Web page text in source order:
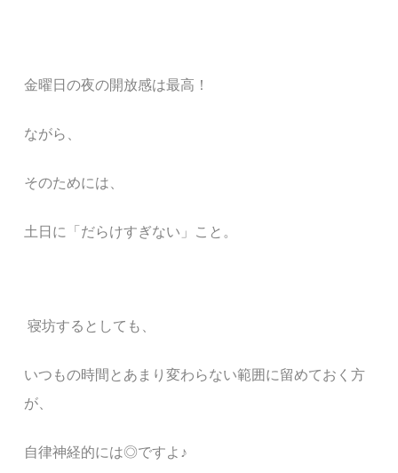
金曜日の夜の開放感は最高！
ながら、
そのためには、
土日に「だらけすぎない」こと。
寝坊するとしても、
いつもの時間とあまり変わらない範囲に留めておく方
が
自律神経的には◎ですよ♪